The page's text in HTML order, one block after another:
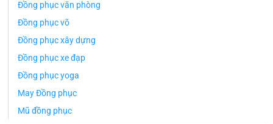
Đồng phục văn phòng
Đồng phục võ
Đồng phục xây dựng
Đồng phục xe đạp
Đồng phục yoga
May Đồng phục
Mũ đồng phục